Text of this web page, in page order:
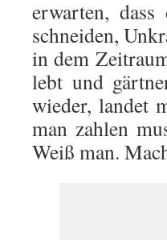
erwarten,
schneiden,
in dem
lebt und
wieder, landet
man zahlen
Weiß man.